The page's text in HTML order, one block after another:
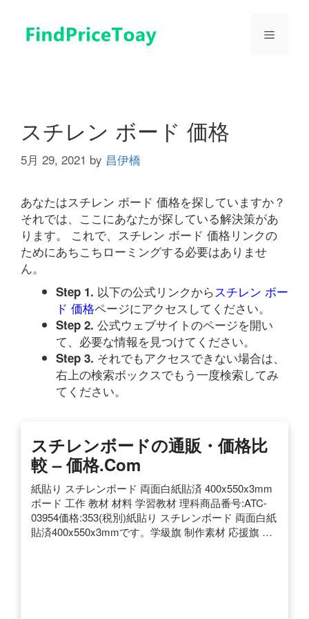
メ
スチレン ボード 価格
5月 29, 2021 by 昌伊橋
あなたはスチレン ボード 価格を探していますか？
それでは、ここにあなたが探している解決策があ
ります。 これで、スチレン ボード 価格リンクの
ためにあちこちローミングする必要はありませ
ん。
Step 1. 以下の公式リンクからスチレン ボー
ド 価格ページにアクセスしてください。
Step 2. 公式ウェブサイトのページを開い
て、必要な情報を見つけてください。
Step 3. それでもアクセスできない場合は、
右上の検索ボックスでもう一度検索してみ
てください。
スチレンボードの通販・価格比
較 – 価格.com
紙貼り スチレンボード 両面白紙貼済 400x550x3mm
ボード 工作 教材 材料 学習教材 理科商品番号:ATC-
03954価格:353(税別)紙貼り スチレンボード 両面白紙
貼済400x550x3mmです。学級旗 制作素材 応援旗 …